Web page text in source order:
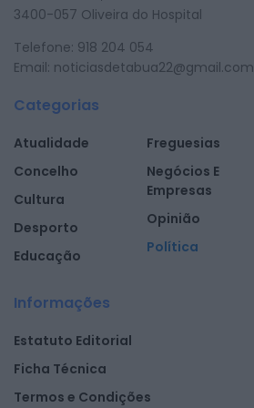
3400-057 Oliveira do Hospital
Telefone: 918 204 054
Email: noticiasdetabua22@gmail.com
Categorias
Atualidade
Concelho
Cultura
Desporto
Educação
Freguesias
Negócios E
Empresas
Opinião
Política
Informações
Estatuto Editorial
Ficha Técnica
Termos e Condições